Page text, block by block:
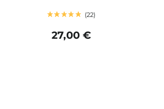
22
27,00 €